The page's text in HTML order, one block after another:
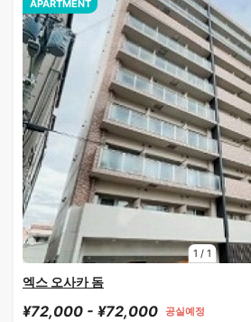
1 / 1
APARTMENT
엑스 오사카 돔
¥72,000 - ¥72,000 공실예정